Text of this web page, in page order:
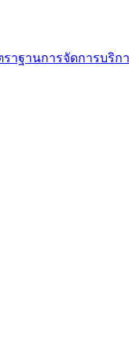
าฐานการจัดการบริก